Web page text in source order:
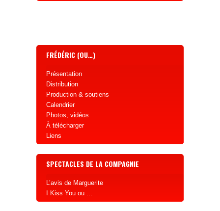
FRÉDÉRIC (OU…)
Présentation
Distribution
Production & soutiens
Calendrier
Photos, vidéos
À télécharger
Liens
SPECTACLES DE LA COMPAGNIE
L’avis de Marguerite
I Kiss You ou …